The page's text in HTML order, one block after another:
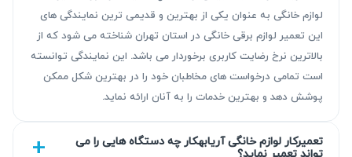
مزیت‌ آریابهکار برای تعمیر پکیج در نارمک
با بیش از ۳۰ سال تجربه، آریابهکار نتیجه‌ای قابل اتکا از طریق
مجموعه با گارانتی کتبی ۹۰ روزه تا ۴۵۰ روزه همراه است که
لوازم خانگی به عنوان یکی از بهترین و قدیمی ترین نمایندگی های
این تعمیر لوازم برقی خانگی در استان تهران شناخته می شود که از
بالاترین نرخ رضایت کاربری برخوردار می باشد. این نمایندگی توانسته
است تمامی درخواست های مخاطبان خود را در بهترین شکل ممکن
پوشش دهد و بهترین خدمات را به آنان ارائه نماید.
تعمیرکار لوازم خانگی آریابهکار چه دستگاه هایی را می